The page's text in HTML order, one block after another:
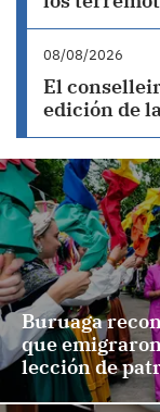
08/08/2026
El
edición de
Buruaga
que
lección de